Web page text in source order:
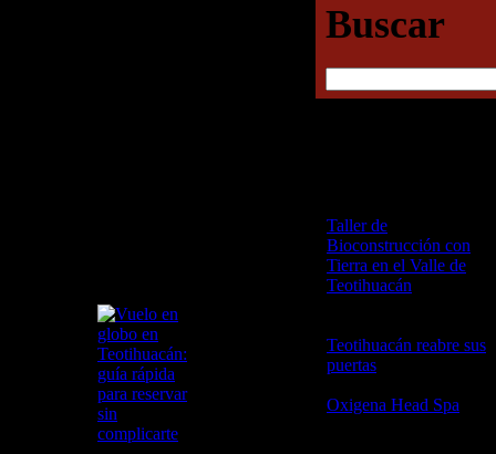
Buscar
Taller de
Bioconstrucción con
Tierra en el Valle de
Teotihuacán
Teotihuacán reabre sus
puertas
Oxigena Head Spa